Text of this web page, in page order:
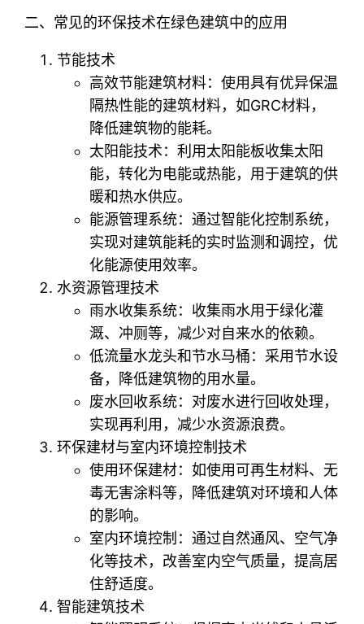
二、常见的环保技术在绿色建筑中的应用
节能技术
高效节能建筑材料：使用具有优异保温
隔热性能的建筑材料，如GRC材料，
降低建筑物的能耗。
太阳能技术：利用太阳能板收集太阳
能，转化为电能或热能，用于建筑的供
暖和热水供应。
能源管理系统：通过智能化控制系统，
实现对建筑能耗的实时监测和调控，优
化能源使用效率。
水资源管理技术
雨水收集系统：收集雨水用于绿化灌
溉、冲厕等，减少对自来水的依赖。
低流量水龙头和节水马桶：采用节水设
备，降低建筑物的用水量。
废水回收系统：对废水进行回收处理，
实现再利用，减少水资源浪费。
环保建材与室内环境控制技术
使用环保建材：如使用可再生材料、无
毒无害涂料等，降低建筑对环境和人体
的影响。
室内环境控制：通过自然通风、空气净
化等技术，改善室内空气质量，提高居
住舒适度。
智能建筑技术